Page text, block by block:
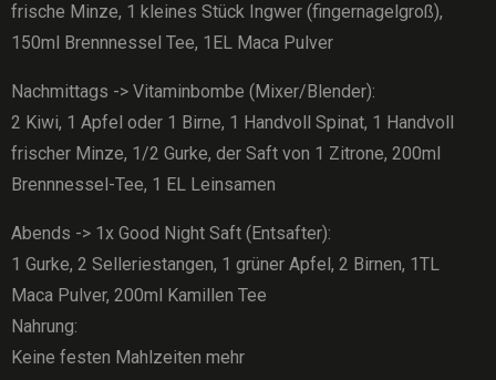
frische Minze, 1 kleines Stück Ingwer (fingernagelgroß),
150ml Brennnessel Tee, 1EL Maca Pulver
Nachmittags -> Vitaminbombe (Mixer/Blender):
2 Kiwi, 1 Apfel oder 1 Birne, 1 Handvoll Spinat, 1 Handvoll
frischer Minze, 1/2 Gurke, der Saft von 1 Zitrone, 200ml
Brennnessel-Tee, 1 EL Leinsamen
Abends -> 1x Good Night Saft (Entsafter):
1 Gurke, 2 Selleriestangen, 1 grüner Apfel, 2 Birnen, 1TL
Maca Pulver, 200ml Kamillen Tee
Nahrung:
Keine festen Mahlzeiten mehr